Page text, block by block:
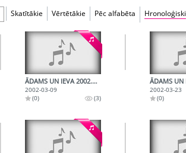
Skatītākie Vērtētākie Pēc alfabēta Hronoloģiski
ĀDAMS UN IEVA 2002.03.09.
2002-03-09
(0)
(3)
2002-03-23
(0)